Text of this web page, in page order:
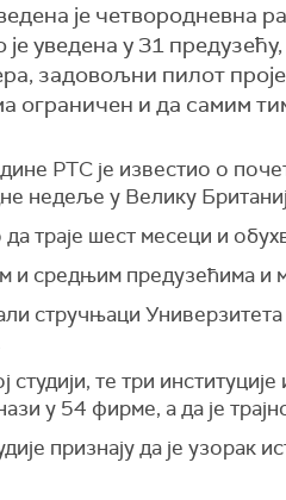
је четвородневна
је уведена у 31
задовољни пилот
ограничен и да самим
РТС је известио о
недеље у Велику
да траје шест месеци и
и средњим предузећима и
стручњаци
студији, те три
у 54 фирме, а да је
признају да је